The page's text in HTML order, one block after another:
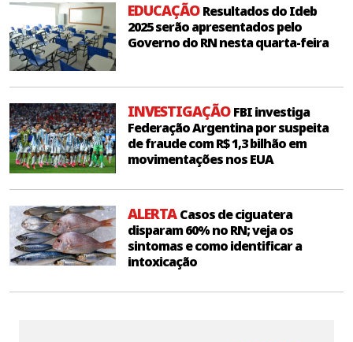
EDUCAÇÃOResultados do Ideb
2025 serão apresentados pelo
Governo do RN nesta quarta-feira
INVESTIGAÇÃOFBI investiga
Federação Argentina por suspeita
de fraude com R$ 1,3 bilhão em
movimentações nos EUA
ALERTACasos de ciguatera
disparam 60% no RN; veja os
sintomas e como identificar a
intoxicação